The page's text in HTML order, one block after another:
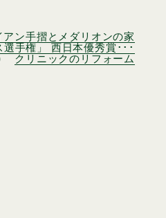
アン手摺とメダリオンの家
選手権」 西日本優秀賞･･･
クリニックのリフォーム